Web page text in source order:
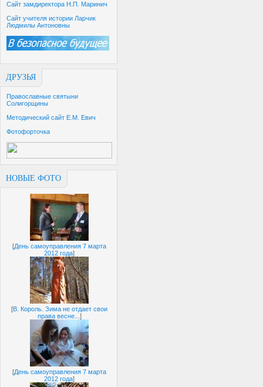
Сайт замдиректора Н.П. Маринич
Сайт учителя истории Ларчик
Людмилы Антоновны
ДРУЗЬЯ
Православные святыни
Солигорщины
Методический сайт Е.М. Евич
Фотофорточка
НОВЫЕ ФОТО
[День самоуправления 7 марта
2012 года]
[В. Король. Зима не отдает свои
права весне... ]
[День самоуправления 7 марта
2012 года]